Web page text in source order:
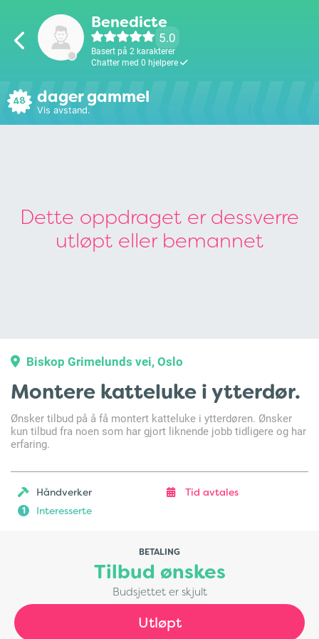
Benedicte
5.0
Basert på 2 karakterer
Chatter med 0 hjelpere
48 dager gammel
Vis avstand.
Dette oppdraget er dessverre
utløpt eller bemannet
Biskop Grimelunds vei, Oslo
Montere katteluke i ytterdør.
Ønsker tilbud på å få montert katteluke i ytterdøren. Ønsker
kun tilbud fra noen som har gjort liknende jobb tidligere og har
erfaring.
Håndverker Tid avtales
1 Interesserte
BETALING
Tilbud ønskes
Budsjettet er skjult
Utløpt